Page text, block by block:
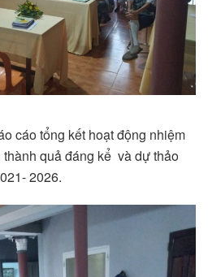
cáo tổng kết hoạt động nhiệm
quả đáng kể và dự thảo
2026.